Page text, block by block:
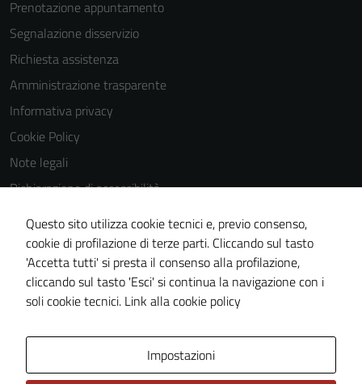
Prenotazione appuntamento
Segnalazione disservizio
Richiesta assistenza
Amministrazione trasparente
Informativa privacy
Cookie Policy
Note legali
Dichiarazione di accessibilità
Dichiarazione di accessibilità Servizi
Whistleblowing
Piano di miglioramento del sito
Area riservata
Questo sito utilizza cookie tecnici e, previo consenso,
cookie di profilazione di terze parti. Cliccando sul tasto
'Accetta tutti' si presta il consenso alla profilazione,
cliccando sul tasto 'Esci' si continua la navigazione con i
soli cookie tecnici. Link alla cookie policy
Impostazioni